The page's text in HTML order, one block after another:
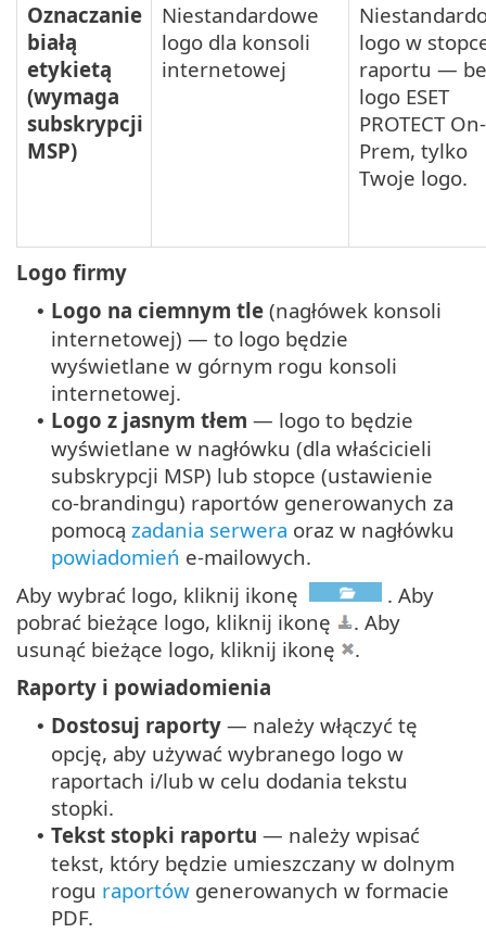
Oznaczanie
białą
etykietą
(wymaga
subskrypcji
MSP)
Niestandardowe
logo dla konsoli
internetowej
logo w
raportu —
logo ESET
PROTECT On-
Prem, tylko
Twoje logo.
Logo firmy
• Logo na ciemnym tle (nagłówek konsoli
internetowej) — to logo będzie
wyświetlane w górnym rogu konsoli
internetowej.
• Logo z jasnym tłem — logo to będzie
wyświetlane w nagłówku (dla właścicieli
subskrypcji MSP) lub stopce (ustawienie
co-brandingu) raportów generowanych za
pomocą zadania serwera oraz w nagłówku
powiadomień e-mailowych.
Aby wybrać logo, kliknij ikonę
. Aby
pobrać bieżące logo, kliknij ikonę
. Aby
usunąć bieżące logo, kliknij ikonę
.
Raporty i powiadomienia
• Dostosuj raporty — należy włączyć tę
opcję, aby używać wybranego logo w
raportach i/lub w celu dodania tekstu
stopki.
• Tekst stopki raportu — należy wpisać
tekst, który będzie umieszczany w dolnym
rogu raportów generowanych w formacie
PDF.